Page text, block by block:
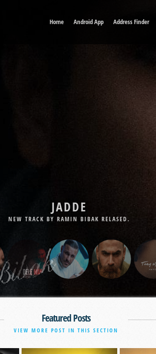
Home Android App Address Finder
DELE MAN
NEW TRACK BY BABAK JAHANBAKHSH RELASED.
Featured Posts
VIEW MORE POST IN THIS SECTION